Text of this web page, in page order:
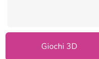
Giochi 3D